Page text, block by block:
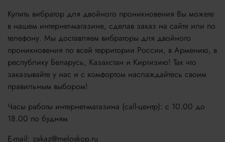
Купить вибратор для двойного проникновения Вы можете
в нашем интернет-магазине, сделав заказ на сайте или по
телефону. Мы доставляем вибраторы для двойного
проникновения по всей территории России, в Армению, в
республику Беларусь, Казахстан и Киргизию! Так что
заказывайте у нас и с комфортом наслаждайтесь своим
правильным выбором!
Часы работы интернет-магазина (call-центр): с 10.00 до
18.00 по будням
E-mail: zakaz@meloskop.ru